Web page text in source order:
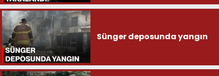
Sünger deposunda yangın